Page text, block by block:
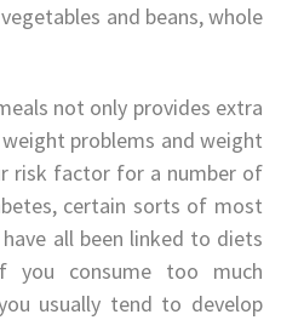
and beans, whole
not only provides extra
problems and weight
risk factor for a number of
certain sorts of most
all been linked to diets
consume too much
usually tend to develop